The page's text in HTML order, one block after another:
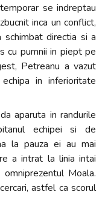
se indreptau
inca un conflict,
directia si a
cu pumnii in piept pe
Petreanu a vazut
in inferioritate
aparuta in randurile
echipei si de
la pauza ei au mai
a intrat la linia intai
Moala.
astfel ca scorul